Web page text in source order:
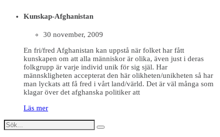
Kunskap-Afghanistan
30 november, 2009
En fri/fred Afghanistan kan uppstå när folket har fått
kunskapen om att alla människor är olika, även just i deras
folkgrupp är varje individ unik för sig själ. Har
männskligheten accepterat den här olikheten/unikheten så har
man lyckats att få fred i vårt land/värld. Det är väl många som
klagar över det afghanska politiker att
Läs mer